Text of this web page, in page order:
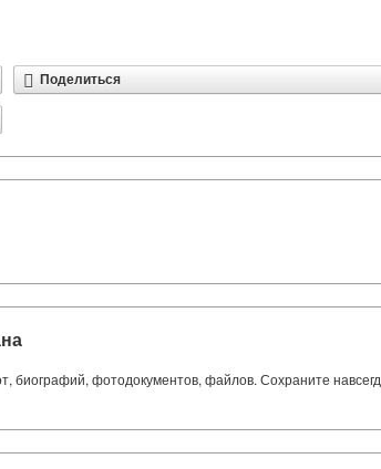
Поделиться
биографий, фотодокументов, файлов. Сохраните